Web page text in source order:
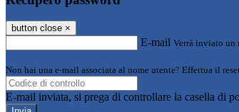
button close ×
E-mail Verrà inviato un
Non hai una e-mail associata al nome utente? Effettua il
E-mail inviata, si prega di controllare la casella di